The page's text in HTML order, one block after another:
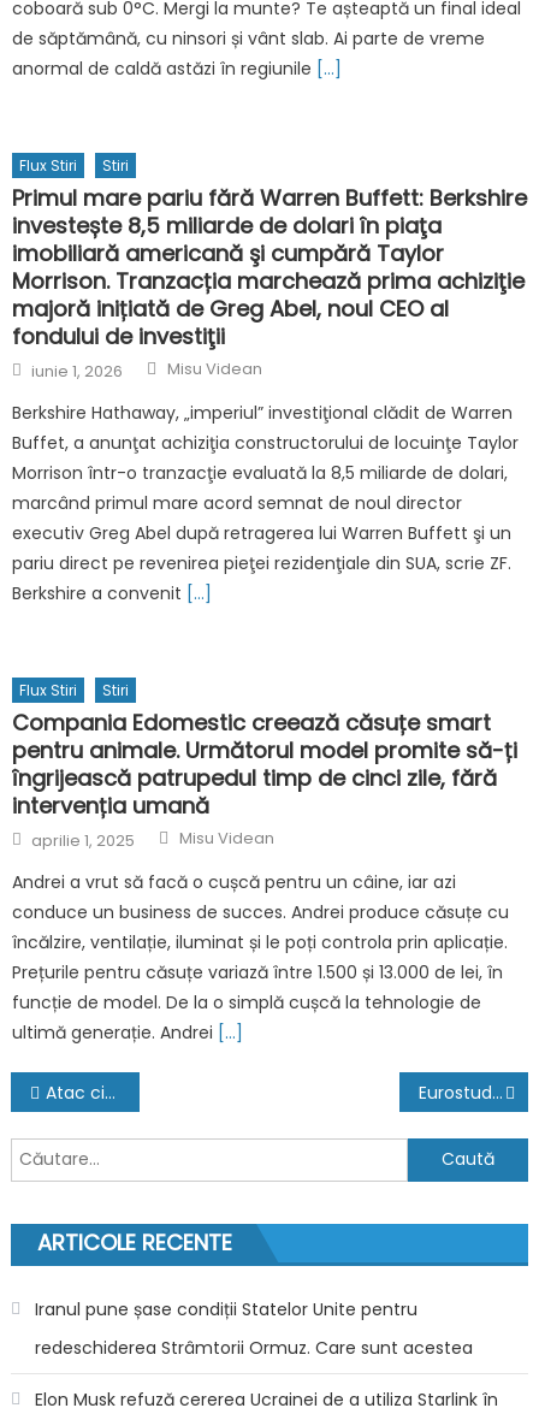
coboară sub 0°C. Mergi la munte? Te așteaptă un final ideal
de săptămână, cu ninsori și vânt slab. Ai parte de vreme
anormal de caldă astăzi în regiunile […]
Flux Stiri Stiri
Primul mare pariu fără Warren Buffett: Berkshire
investește 8,5 miliarde de dolari în piaţa
imobiliară americană şi cumpără Taylor
Morrison. Tranzacția marchează prima achiziţie
majoră inițiată de Greg Abel, noul CEO al
fondului de investiţii
Posted
on
iunie 1, 2026 Author
Misu Videan
Berkshire Hathaway, „imperiul” investiţional clădit de Warren
Buffet, a anunţat achiziţia constructorului de locuinţe Taylor
Morrison într-o tranzacţie evaluată la 8,5 miliarde de dolari,
marcând primul mare acord semnat de noul director
executiv Greg Abel după retragerea lui Warren Buffett şi un
pariu direct pe revenirea pieţei rezidenţiale din SUA, scrie ZF.
Berkshire a convenit […]
Flux Stiri Stiri
Compania Edomestic creează căsuțe smart
pentru animale. Următorul model promite să-ți
îngrijească patrupedul timp de cinci zile, fără
intervenția umană
Posted
on
aprilie 1, 2025 Author
Misu Videan
Andrei a vrut să facă o cușcă pentru un câine, iar azi
conduce un business de succes. Andrei produce căsuțe cu
încălzire, ventilație, iluminat și le poți controla prin aplicație.
Prețurile pentru căsuțe variază între 1.500 și 13.000 de lei, în
funcție de model. De la o simplă cușcă la tehnologie de
ultimă generație. Andrei […]
Navigare
în
articole
Atac cibernetic la Orange Belgia: Datele personale a aproape 1 milion de clienți au fost compromise Eurostudent 8: România ocupă locul 2 în UE la timpul petrecut la facultate. Cristian Tănase, profesor: „Practica te dezvoltă și îți permite să aplici informațiile”
Caută
după:
ARTICOLE RECENTE
Iranul pune șase condiții Statelor Unite pentru
redeschiderea Strâmtorii Ormuz. Care sunt acestea
Elon Musk refuză cererea Ucrainei de a utiliza Starlink în